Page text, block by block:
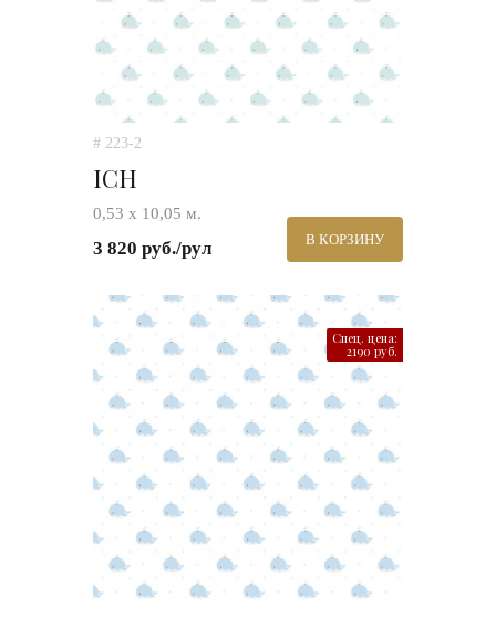
# 223-2
ICH
0,53 х 10,05 м.
3 820 руб./рул В КОРЗИНУ
Спец. цена:
2190 руб.